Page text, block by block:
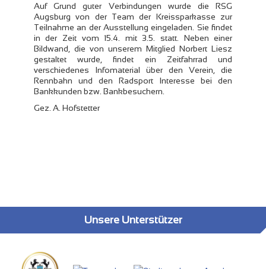
Auf Grund guter Verbindungen wurde die RSG
Augsburg von der Team der Kreissparkasse zur
Teilnahme an der Ausstellung eingeladen. Sie findet
in der Zeit vom 15.4. mit 3.5. statt. Neben einer
Bildwand, die von unserem Mitglied Norbert Liesz
gestaltet wurde, findet ein Zeitfahrrad und
verschiedenes Infomaterial über den Verein, die
Rennbahn und den Radsport Interesse bei den
Bankkunden bzw. Bankbesuchern.
Gez. A. Hofstetter
Unsere Unterstützer